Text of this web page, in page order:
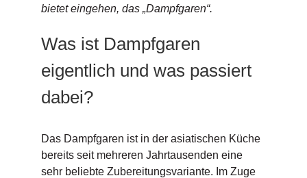
bietet eingehen, das „Dampfgaren“.
Was ist Dampfgaren
eigentlich und was passiert
dabei?
Das Dampfgaren ist in der asiatischen Küche
bereits seit mehreren Jahrtausenden eine
sehr beliebte Zubereitungsvariante. Im Zuge